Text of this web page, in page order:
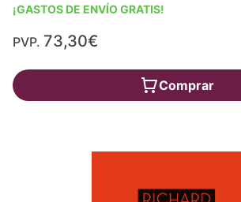
¡GASTOS DE ENVÍO GRATIS!
PVP. 73,30€
Comprar